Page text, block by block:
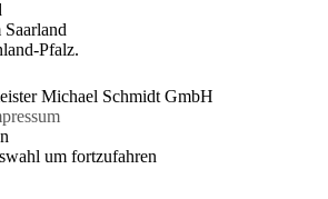
Pfalz.
Michael Schmidt GmbH
um fortzufahren